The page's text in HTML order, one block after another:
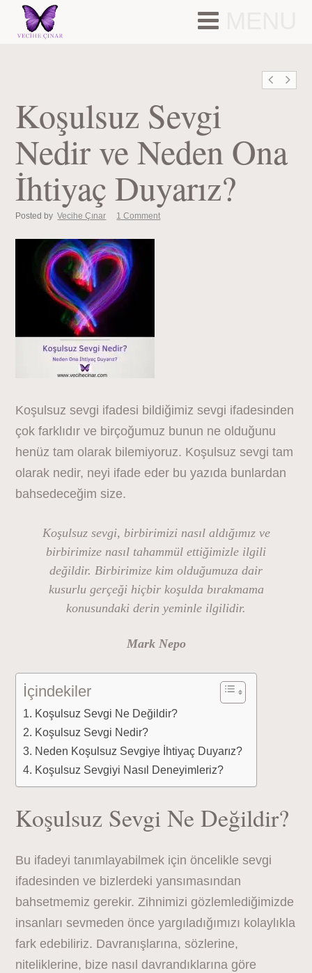
MENU
Koşulsuz Sevgi
Nedir ve Neden Ona
İhtiyaç Duyarız?
Posted by Vecihe Çınar 1 Comment
Koşulsuz sevgi ifadesi bildiğimiz sevgi ifadesinden
çok farklıdır ve birçoğumuz bunun ne olduğunu
henüz tam olarak bilemiyoruz. Koşulsuz sevgi tam
olarak nedir, neyi ifade eder bu yazıda bunlardan
bahsedeceğim size.
Koşulsuz sevgi, birbirimizi nasıl aldığımız ve
birbirimize nasıl tahammül ettiğimizle ilgili
değildir. Birbirimize kim olduğumuza dair
kusurlu gerçeği hiçbir koşulda bırakmama
konusundaki derin yeminle ilgilidir.
Mark Nepo
İçindekiler
Koşulsuz Sevgi Ne Değildir?
Koşulsuz Sevgi Nedir?
Neden Koşulsuz Sevgiye İhtiyaç Duyarız?
Koşulsuz Sevgiyi Nasıl Deneyimleriz?
Koşulsuz Sevgi Ne Değildir?
Bu ifadeyi tanımlayabilmek için öncelikle sevgi
ifadesinden ve bizlerdeki yansımasından
bahsetmemiz gerekir. Zihnimizi gözlemlediğimizde
insanları sevmeden önce yargıladığımızı kolaylıkla
fark edebiliriz. Davranışlarına, sözlerine,
niteliklerine, bize nasıl davrandıklarına göre